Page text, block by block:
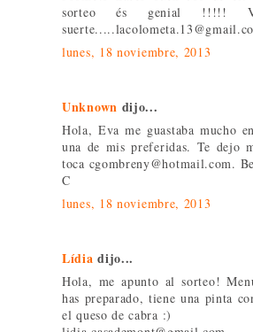
sorteo és genial !!!!!
lunes, 18 noviembre, 2013
Unknown dijo...
Hola, Eva me guastaba mucho
una de mis preferidas. Te dejo
toca cgombreny@hotmail.com.
C
lunes, 18 noviembre, 2013
Lídia dijo...
Hola, me apunto al sorteo!
has preparado, tiene una pinta
el queso de cabra :)